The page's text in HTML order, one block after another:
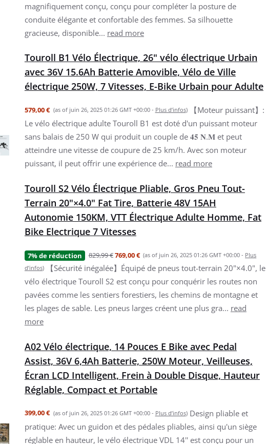
magnifiquement conçu, conçu pour compléter la posture de
conduite élégante et confortable des femmes. Sa silhouette
gracieuse, disponible... read more
Touroll B1 Vélo Électrique, 26" vélo électrique Urbain
avec 36V 15.6Ah Batterie Amovible, Vélo de Ville
électrique 250W, 7 Vitesses, E-Bike Urbain pour Adulte
579,00 € (as of juin 26, 2025 01:26 GMT +00:00 - Plus d’infos)
【Moteur puissant】:
Le vélo électrique adulte Touroll B1 est doté d'un puissant moteur
sans balais de 250 W qui produit un couple de 𝟒𝟓 𝐍.𝐌 et peut
atteindre une vitesse de coupure de 25 km/h. Avec son moteur
puissant, il peut offrir une expérience de... read more
Touroll S2 Vélo Électrique Pliable, Gros Pneu Tout-
Terrain 20"×4.0" Fat Tire, Batterie 48V 15AH
Autonomie 150KM, VTT Électrique Adulte Homme, Fat
Bike Electrique 7 Vitesses
7% de réduction 829,99 €769,00 € (as of juin 26, 2025 01:26 GMT +00:00 - Plus
d’infos)
【Sécurité inégalée】Équipé de pneus tout-terrain 20"×4.0", le
vélo électrique Touroll S2 est conçu pour conquérir les routes non
pavées comme les sentiers forestiers, les chemins de montagne et
les plages de sable. Les pneus larges créent une plus gra... read
more
A02 Vélo électrique, 14 Pouces E Bike avec Pedal
Assist, 36V 6,4Ah Batterie, 250W Moteur, Veilleuses,
Écran LCD Intelligent, Frein à Double Disque, Hauteur
Réglable, Compact et Portable
399,00 € (as of juin 26, 2025 01:26 GMT +00:00 - Plus d’infos) Design pliable et
pratique: Avec un guidon et des pédales pliables, ainsi qu'un siège
réglable en hauteur, le vélo électrique VDL 14'' est conçu pour un